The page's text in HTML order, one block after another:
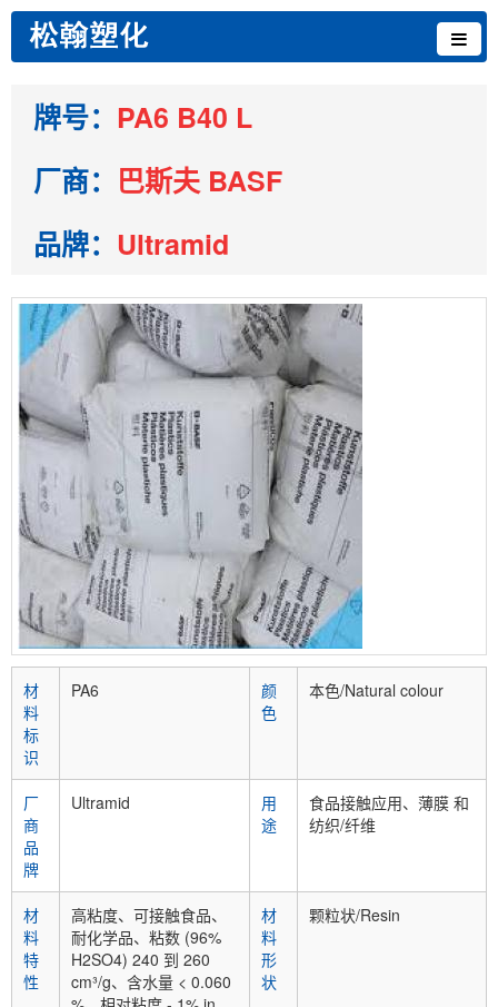
牌号： PA6 B40 L
厂商： 巴斯夫 BASF
品牌： Ultramid
材
料
标
识
PA6
颜
色
本色/Natural colour
厂
商
品
牌
Ultramid
用
途
食品接触应用、薄膜 和
纺织/纤维
材
料
特
性
高粘度、可接触食品、
耐化学品、粘数 (96%
H2SO4) 240 到 260
cm³/g、含水量 < 0.060
材
料
形
状
颗粒状/Resin